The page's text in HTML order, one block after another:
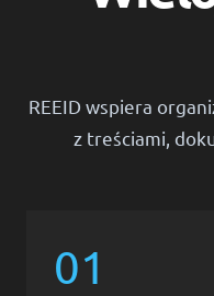
REEID wspiera
z treściami,
01